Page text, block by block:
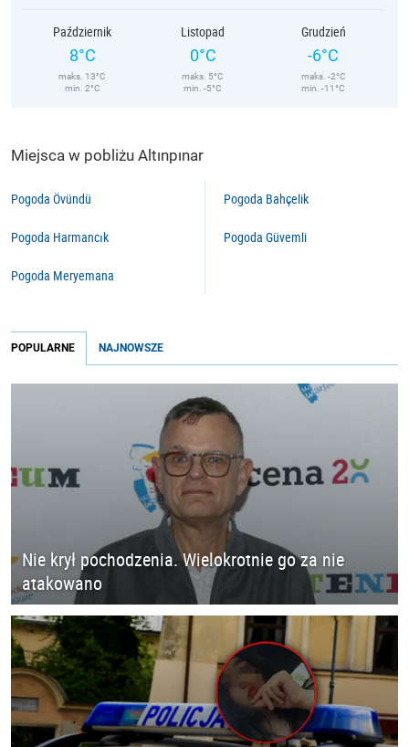
Październik
8°C
maks. 13°C
min. 2°C
Listopad
0°C
maks. 5°C
min. -5°C
Grudzień
-6°C
maks. -2°C
min. -11°C
Miejsca w pobliżu Altınpınar
Pogoda Övündü
Pogoda Harmancık
Pogoda Meryemana
Pogoda Bahçelik
Pogoda Güvemli
POPULARNE NAJNOWSZE
Nie krył pochodzenia. Wielokrotnie go za nie
atakowano